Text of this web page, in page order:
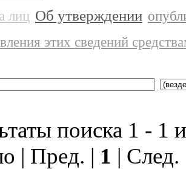
лиц Об утверждении
этих сведений
поиска 1 - 1
| Пред. | 1 |